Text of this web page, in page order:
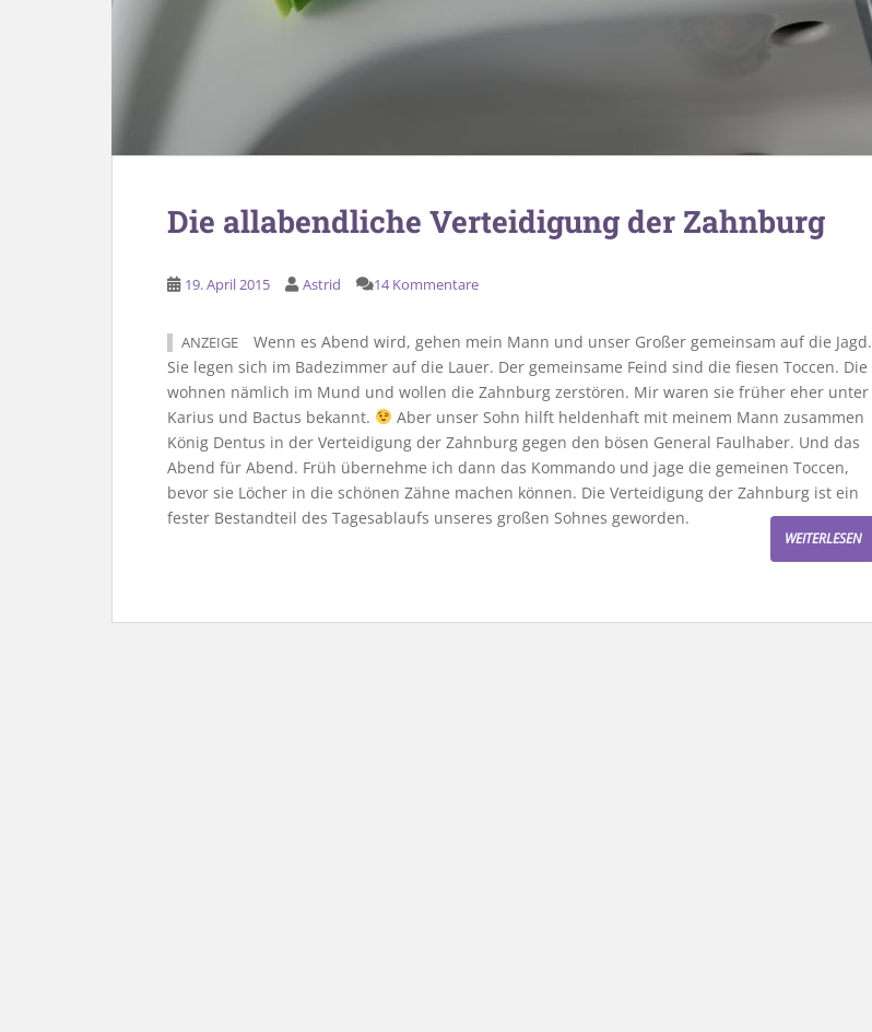
Die allabendliche Verteidigung der Zahnburg
19. April 2015 Astrid 14 Kommentare
ANZEIGE
Wenn es Abend wird, gehen mein Mann und unser Großer gemeinsam auf die Jagd.
Sie legen sich im Badezimmer auf die Lauer. Der gemeinsame Feind sind die fiesen Toccen. Die
wohnen nämlich im Mund und wollen die Zahnburg zerstören. Mir waren sie früher eher unter
Karius und Bactus bekannt.
Aber unser Sohn hilft heldenhaft mit meinem Mann zusammen
König Dentus in der Verteidigung der Zahnburg gegen den bösen General Faulhaber. Und das
Abend für Abend. Früh übernehme ich dann das Kommando und jage die gemeinen Toccen,
bevor sie Löcher in die schönen Zähne machen können. Die Verteidigung der Zahnburg ist ein
fester Bestandteil des Tagesablaufs unseres großen Sohnes geworden.
WEITERLESEN